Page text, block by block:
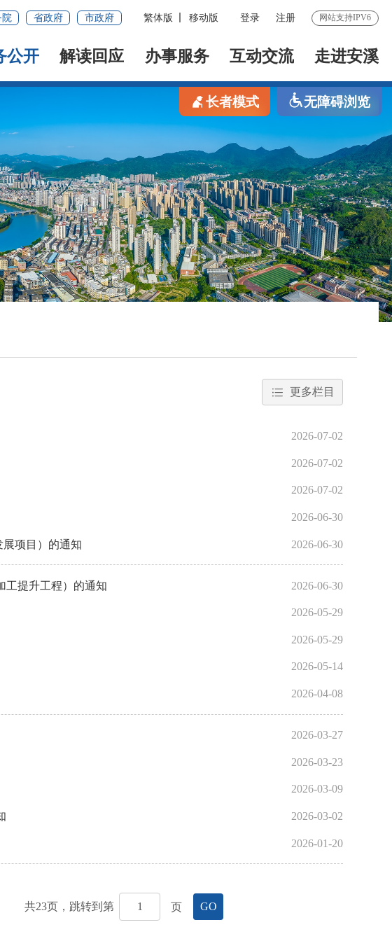
院 省政府 市政府 繁体版 移动版 登录 注册 网站支持IPV6
公开 解读回应 办事服务 互动交流 走进安溪
长者模式 无障碍浏览
更多栏目
2026-07-02
2026-07-02
2026-07-02
2026-06-30
项目）的通知 2026-06-30
工提升工程）的通知 2026-06-30
2026-05-29
2026-05-29
2026-05-14
2026-04-08
2026-03-27
2026-03-23
2026-03-09
2026-03-02
2026-01-20
共23页，跳转到第 页 GO